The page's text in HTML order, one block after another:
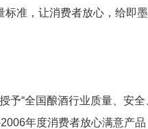
准，让消费者放心，给即
“全国酿酒行业质量、安全
年度消费者放心满意产